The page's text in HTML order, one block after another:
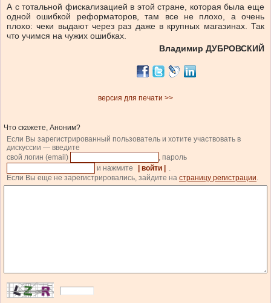
А с тотальной фискализацией в этой стране, которая была еще
одной ошибкой реформаторов, там все не плохо, а очень
плохо: чеки выдают через раз даже в крупных магазинах. Так
что учимся на чужих ошибках.
Владимир ДУБРОВСКИЙ
версия для печати >>
Что скажете, Аноним?
Если Вы зарегистрированный пользователь и хотите участвовать в
дискуссии — введите
свой логин (email)
, пароль
и нажмите
| войти |
.
Если Вы еще не зарегистрировались, зайдите на страницу регистрации.